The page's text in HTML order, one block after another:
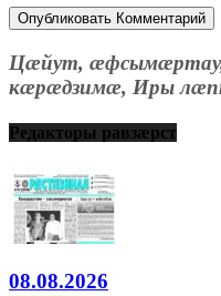
Цæйут,
кæрæдзимæ, Иры
Редакторы равзæрст
08.08.2026